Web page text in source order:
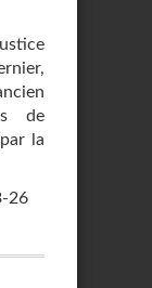
de
la
26